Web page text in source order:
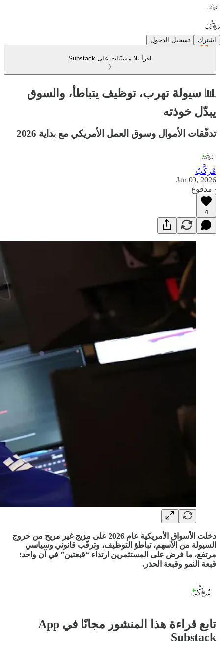
اشترك تسجيل الدخول
اقرأ بلا مشتّتات على Substack
📊 سيولة تهرب، توظيف يتباطأ، والسوق
يبدّل خوذته
تدفّقات الأموال وسوق العمل الأمريكي مع بداية 2026
مٌركَّبْ
Jan 09, 2026
∙ مدفوع
4
دخلت الأسواق الأمريكية عام 2026 على مزيج غير مريح من خروج
السيولة من الأسهم، تباطؤ التوظيف، وترقّب قانوني وسياسي
مرتفع، ما فرض على المستثمرين ارتداء “قبعتين” في آن واحد:
قبعة النمو وقبعة الحذر.
تابع قراءة هذا المنشور مجانًا في App
Substack